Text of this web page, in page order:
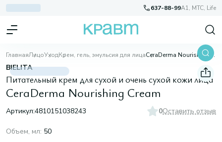
637-88-99A1, МТС, Life
ГлавнаяЛицоУходКрем, гель, эмульсия для лица CeraDerma Nourishing Cream
BIELITA
Питательный крем для сухой и очень сухой кожи лица
CeraDerma Nourishing Cream
Артикул:4810151038243 0Оставить отзыв
Объем, мл: 50